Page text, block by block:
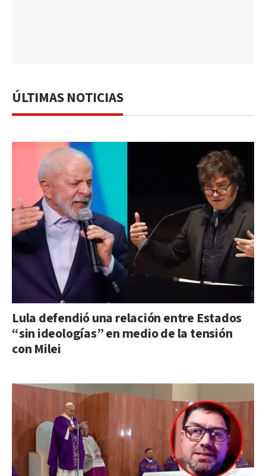
ÚLTIMAS NOTICIAS
Lula defendió una relación entre Estados
“sin ideologías” en medio de la tensión
con Milei